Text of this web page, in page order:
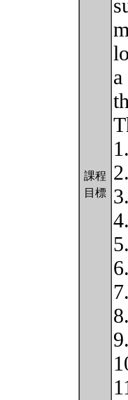
課程
目標